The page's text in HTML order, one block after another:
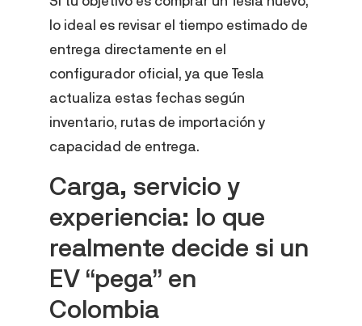
lo ideal es revisar el tiempo estimado de
entrega directamente en el
configurador oficial, ya que Tesla
actualiza estas fechas según
inventario, rutas de importación y
capacidad de entrega.
Carga, servicio y
experiencia: lo que
realmente decide si un
EV “pega” en
Colombia